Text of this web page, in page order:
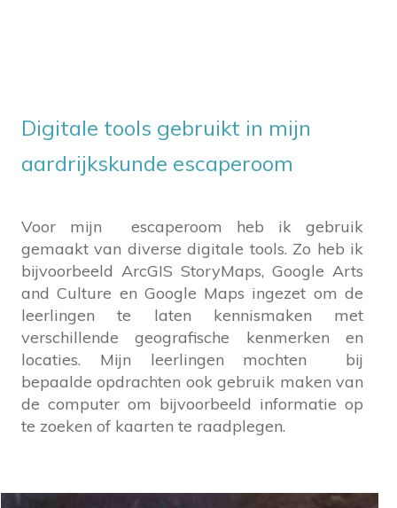
Digitale tools gebruikt in mijn
aardrijkskunde escaperoom
Voor mijn escaperoom heb ik gebruik
gemaakt van diverse digitale tools. Zo heb ik
bijvoorbeeld ArcGIS StoryMaps, Google Arts
and Culture en Google Maps ingezet om de
leerlingen te laten kennismaken met
verschillende geografische kenmerken en
locaties. Mijn leerlingen mochten bij
bepaalde opdrachten ook gebruik maken van
de computer om bijvoorbeeld informatie op
te zoeken of kaarten te raadplegen.